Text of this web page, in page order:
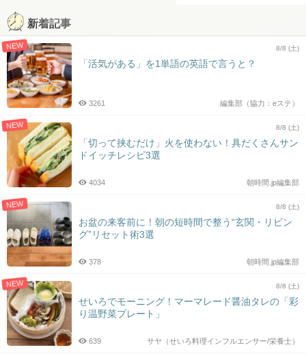
新着記事
NEW 8/8 (土)
「活気がある」を1単語の英語で言うと？
編集部（協力：eステ）
3261
NEW 8/8 (土)
「切って挟むだけ」火を使わない！具だくさんサン
ドイッチレシピ3選
朝時間.jp編集部
4034
NEW 8/8 (土)
お盆の来客前に！朝の短時間で整う“玄関・リビン
グ”リセット術3選
朝時間.jp編集部
378
NEW 8/8 (土)
せいろでモーニング！マーマレード醤油タレの「彩
り温野菜プレート」
サヤ（せいろ料理インフルエンサー/栄養士）
639